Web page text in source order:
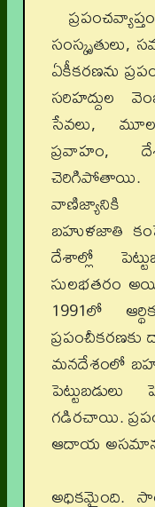
ఏకీకరణను
సరిహద్దుల
సేవలు,
ప్రవాహం,
చెరిగిపోతాయి.
వాణిజ్యానికి
బహుళజాతి
దేశాల్లో
సులభతరం
1991లో
మనదేశంలో
గడిరచాయి.
ఆదాయ
అధికమైంది.